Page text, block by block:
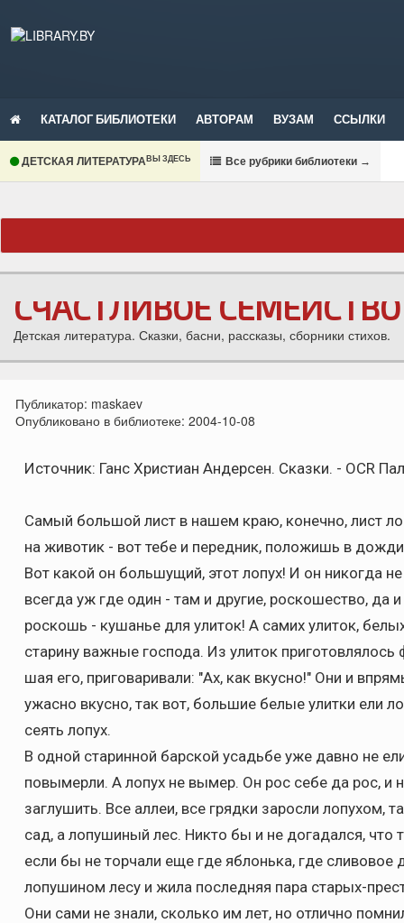
КАТАЛОГ БИБЛИОТЕКИ АВТОРАМ ВУЗАМ ССЫЛКИ
ДЕТСКАЯ ЛИТЕРАТУРАВЫ ЗДЕСЬ Все рубрики библиотеки →
СЧАСТЛИВОЕ СЕМЕЙСТВО
Детская литература. Сказки, басни, рассказы, сборники стихов.
Публикатор: maskaev
Опубликовано в библиотеке: 2004-10-08
Источник: Ганс Христиан Андерсен. Сказки. - OCR
Самый большой лист в нашем краю, конечно, лист
на животик - вот тебе и передник, положишь в
Вот какой он большущий, этот лопух! И он никогда не
всегда уж где один - там и другие, роскошество, да
роскошь - кушанье для улиток! А самих улиток,
старину важные господа. Из улиток приготовлялось
шая его, приговаривали: "Ах, как вкусно!" Они и
ужасно вкусно, так вот, большие белые улитки ели
сеять лопух.
В одной старинной барской усадьбе уже давно не
повымерли. А лопух не вымер. Он рос себе да рос, и
заглушить. Все аллеи, все грядки заросли лопухом,
сад, а лопушиный лес. Никто бы и не догадался, что
если бы не торчали еще где яблонька, где сливовое
лопушином лесу и жила последняя пара старых-
Они сами не знали, сколько им лет, но отлично